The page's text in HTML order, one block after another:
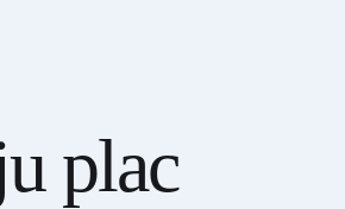
plac